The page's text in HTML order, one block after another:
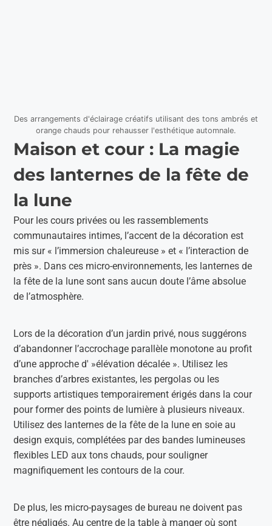
Des arrangements d'éclairage créatifs utilisant des tons ambrés et
orange chauds pour rehausser l'esthétique automnale.
Maison et cour : La magie
des lanternes de la fête de
la lune
Pour les cours privées ou les rassemblements
communautaires intimes, l’accent de la décoration est
mis sur « l’immersion chaleureuse » et « l’interaction de
près ». Dans ces micro-environnements, les lanternes de
la fête de la lune sont sans aucun doute l’âme absolue
de l’atmosphère.
Lors de la décoration d’un jardin privé, nous suggérons
d’abandonner l’accrochage parallèle monotone au profit
d’une approche d' »élévation décalée ». Utilisez les
branches d’arbres existantes, les pergolas ou les
supports artistiques temporairement érigés dans la cour
pour former des points de lumière à plusieurs niveaux.
Utilisez des lanternes de la fête de la lune en soie au
design exquis, complétées par des bandes lumineuses
flexibles LED aux tons chauds, pour souligner
magnifiquement les contours de la cour.
De plus, les micro-paysages de bureau ne doivent pas
être négligés. Au centre de la table à manger où sont